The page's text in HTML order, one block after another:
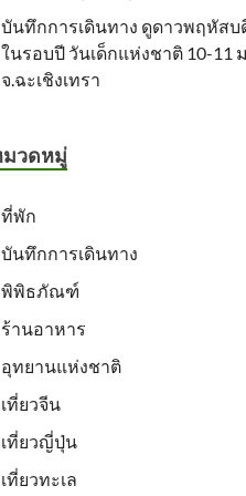
บันทึกการเดินทาง ดูดาวพฤหัส
ในรอบปี วันเด็กแห่งชาติ 10-11
จ.ฉะเชิงเทรา
วดหมู่
ที่พัก
บันทึกการเดินทาง
พิพิธภัณฑ์
ร้านอาหาร
อุทยานแห่งชาติ
เที่ยวจีน
เที่ยวญี่ปุ่น
เที่ยวทะเล